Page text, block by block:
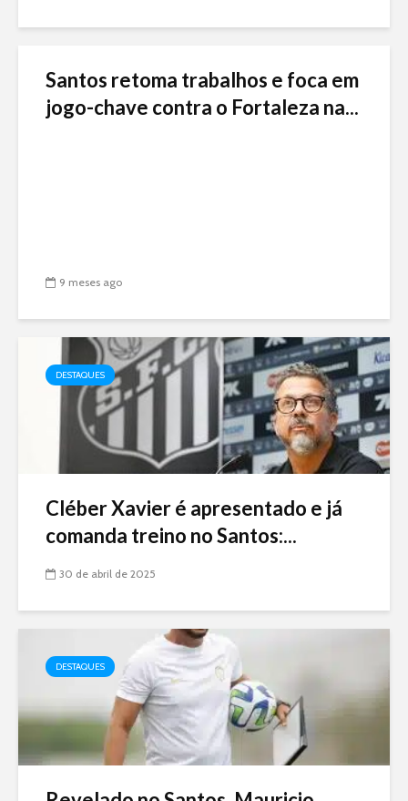
Santos retoma trabalhos e foca em
jogo-chave contra o Fortaleza na...
9 meses ago
DESTAQUES
Cléber Xavier é apresentado e já
comanda treino no Santos:...
30 de abril de 2025
DESTAQUES